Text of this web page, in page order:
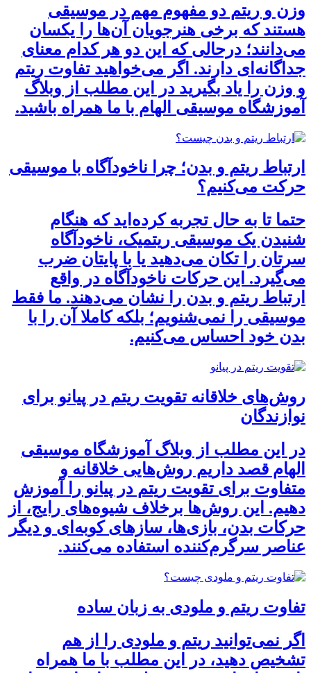
وزن و ریتم دو مفهوم مهم در موسیقی
هستند که برخی هنرجویان آن‌ها را یکسان
می‌دانند؛ درحالی که این دو هر کدام معنای
جداگانه‌ای دارند. اگر می‌خواهید تفاوت ریتم
و وزن را یاد بگیرید در این مطلب از وبلاگ
آموزشگاه موسیقی الهام با ما همراه باشید.
ارتباط ریتم و بدن؛ چرا ناخودآگاه با موسیقی
حرکت می‌کنیم؟
حتما تا به حال تجربه کرده‌اید که هنگام
شنیدن یک موسیقی ریتمیک، ناخودآگاه
سرتان را تکان می‌دهید یا با پایتان ضرب
می‌گیرد. این حرکات ناخودآگاه در واقع
ارتباط ریتم و بدن را نشان می‌دهند. ما فقط
موسیقی را نمی‌شنویم؛ بلکه کاملا آن را با
بدن خود احساس می‌کنیم.
روش‌های خلاقانه تقویت ریتم در پیانو برای
نوازندگان
در این مطلب از وبلاگ آموزشگاه موسیقی
الهام قصد داریم روش‌هایی خلاقانه و
متفاوت برای تقویت ریتم در پیانو را آموزش
دهیم. این روش‌ها برخلاف شیوه‌های رایج، از
حرکات بدن، بازی‌ها، سازهای کوبه‌ای و دیگر
عناصر سرگرم‌کننده استفاده می‌کنند.
تفاوت ریتم و ملودی به زبان ساده
اگر نمی‌توانید ریتم و ملودی را از هم
تشخیص دهید، در این مطلب با ما همراه